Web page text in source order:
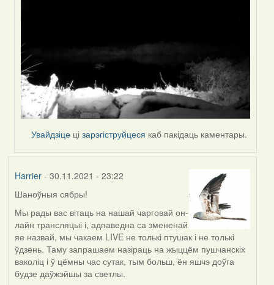
Увайдзіце цізарэгіструйцеся каб пакідаць каментары.
Harrier- 30.11.2021 - 23:22
Шаноўныя сябры!
Мы рады вас вітаць на нашай чарговай он-
лайн трансляцыі і, адпаведна са змененай
яе назвай, мы чакаем LIVE не толькі птушак і не толькі
ўдзень. Таму запрашаем назіраць на жыццём пушчанскіх
ваколіц і ў цёмны час сутак, тым больш, ён яшчэ доўга
будзе даўжэйшы за светлы.